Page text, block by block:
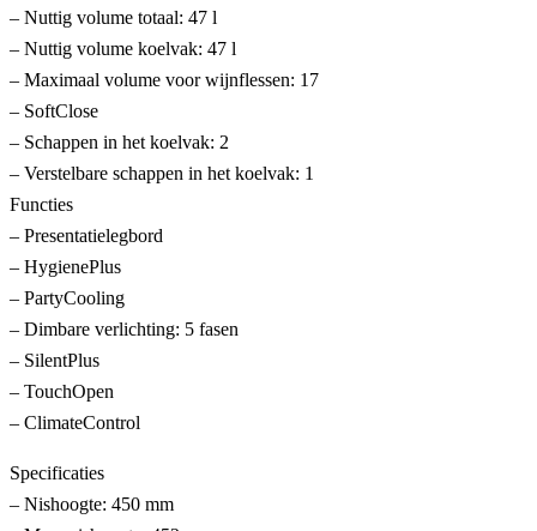
– Nuttig volume totaal: 47 l
– Nuttig volume koelvak: 47 l
– Maximaal volume voor wijnflessen: 17
– SoftClose
– Schappen in het koelvak: 2
– Verstelbare schappen in het koelvak: 1
Functies
– Presentatielegbord
– HygienePlus
– PartyCooling
– Dimbare verlichting: 5 fasen
– SilentPlus
– TouchOpen
– ClimateControl
Specificaties
– Nishoogte: 450 mm